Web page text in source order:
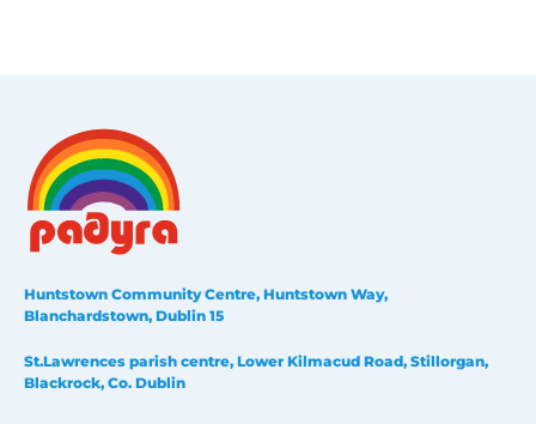
Huntstown Community Centre, Huntstown Way,
Blanchardstown, Dublin 15
St.Lawrences parish centre, Lower Kilmacud Road, Stillorgan,
Blackrock, Co. Dublin